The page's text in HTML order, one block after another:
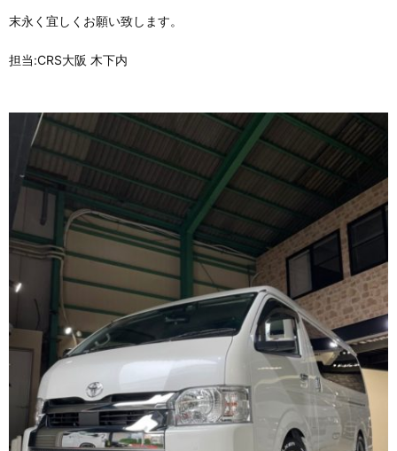
末永く宜しくお願い致します。
担当:CRS大阪 木下内